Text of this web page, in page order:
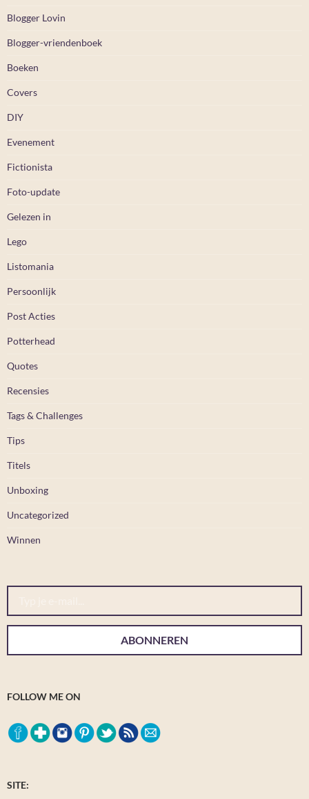
Blogger Lovin
Blogger-vriendenboek
Boeken
Covers
DIY
Evenement
Fictionista
Foto-update
Gelezen in
Lego
Listomania
Persoonlijk
Post Acties
Potterhead
Quotes
Recensies
Tags & Challenges
Tips
Titels
Unboxing
Uncategorized
Winnen
Typ je e-mail...
ABONNEREN
FOLLOW ME ON
SITE: